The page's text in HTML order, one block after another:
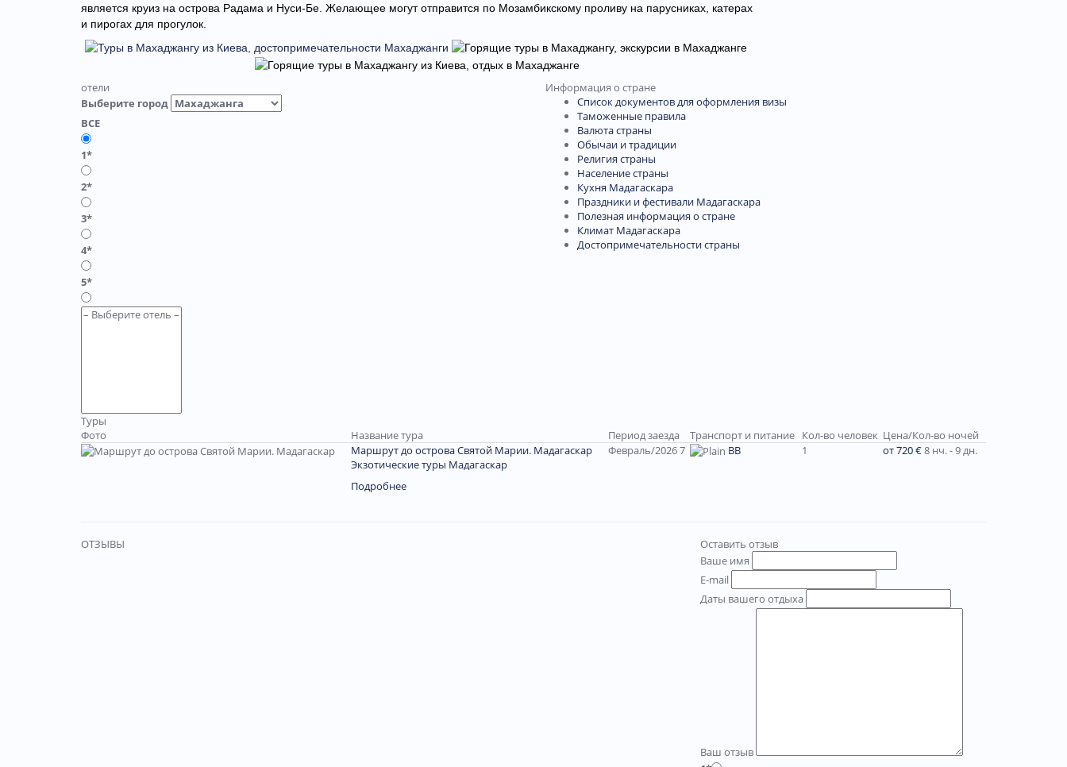
является круиз на острова Радама и Нуси-Бе. Желающее могут отправится по Мозамбикскому проливу на парусниках, катерах
и пирогах для прогулок.
отели
Выберите город
ВСЕ
1*
2*
3*
4*
5*
Информация о стране
Список документов для оформления визы
Таможенные правила
Валюта страны
Обычаи и традиции
Религия страны
Население страны
Кухня Мадагаскара
Праздники и фестивали Мадагаскара
Полезная информация о стране
Климат Мадагаскара
Достопримечательности страны
Туры
Фото
Название тура Период заезда Транспорт и питание Кол-во человек Цена/Кол-во ночей
Маршрут до острова Святой Марии. Мадагаскар
Экзотические туры Мадагаскар
Подробнее
Февраль/2026 7 ВВ 1 от 720 €8 нч. - 9 дн.
ОТЗЫВЫ
Оставить отзыв
Ваше имя
E-mail
Даты вашего отдыха
Ваш отзыв